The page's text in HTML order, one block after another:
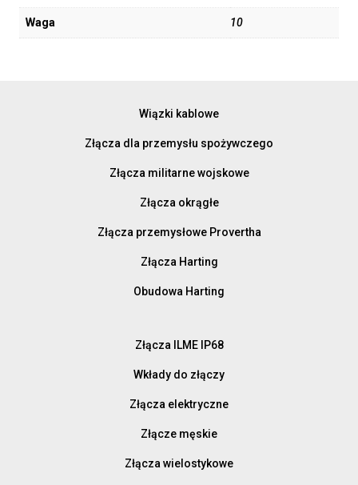
Waga 10
Wiązki kablowe
Złącza dla przemysłu spożywczego
Złącza militarne wojskowe
Złącza okrągłe
Złącza przemysłowe Provertha
Złącza Harting
Obudowa Harting
Złącza ILME IP68
Wkłady do złączy
Złącza elektryczne
Złącze męskie
Złącza wielostykowe